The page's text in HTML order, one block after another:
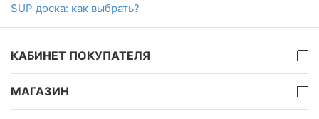
SUP доска: как выбрать?
КАБИНЕТ ПОКУПАТЕЛЯ
МАГАЗИН